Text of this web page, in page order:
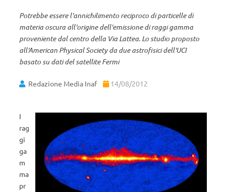
Potrebbe essere l'annichilimento reciproco di particelle di
materia oscura all'origine dell'emissione di raggi gamma
proveniente dal centro della Via Lattea. Lo studio proposto
all'American Physical Society da due astrofisici dell'UCI
basato su dati del satellite Fermi
Redazione Media Inaf 14/08/2012
I
rag
gi
ga
m
ma
pr